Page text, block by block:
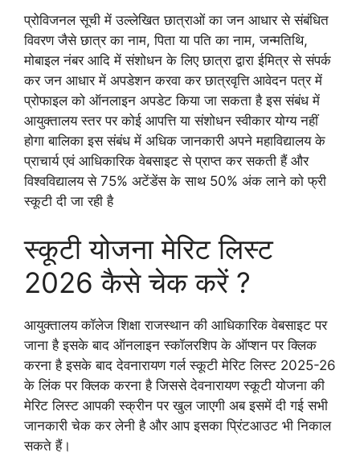
प्रोविजनल सूची में उल्लेखित छात्राओं का जन आधार से संबंधित
विवरण जैसे छात्र का नाम, पिता या पति का नाम, जन्मतिथि,
मोबाइल नंबर आदि में संशोधन के लिए छात्रा द्वारा ईमित्र से संपर्क
कर जन आधार में अपडेशन करवा कर छात्रवृत्ति आवेदन पत्र में
प्रोफाइल को ऑनलाइन अपडेट किया जा सकता है इस संबंध में
आयुक्तालय स्तर पर कोई आपत्ति या संशोधन स्वीकार योग्य नहीं
होगा बालिका इस संबंध में अधिक जानकारी अपने महाविद्यालय के
प्राचार्य एवं आधिकारिक वेबसाइट से प्राप्त कर सकती हैं और
विश्वविद्यालय से 75% अटेंडेंस के साथ 50% अंक लाने को फ्री
स्कूटी दी जा रही है
स्कूटी योजना मेरिट लिस्ट
2026 कैसे चेक करें ?
आयुक्तालय कॉलेज शिक्षा राजस्थान की आधिकारिक वेबसाइट पर
जाना है इसके बाद ऑनलाइन स्कॉलरशिप के ऑप्शन पर क्लिक
करना है इसके बाद देवनारायण गर्ल स्कूटी मेरिट लिस्ट 2025-26
के लिंक पर क्लिक करना है जिससे देवनारायण स्कूटी योजना की
मेरिट लिस्ट आपकी स्क्रीन पर खुल जाएगी अब इसमें दी गई सभी
जानकारी चेक कर लेनी है और आप इसका प्रिंटआउट भी निकाल
सकते हैं।